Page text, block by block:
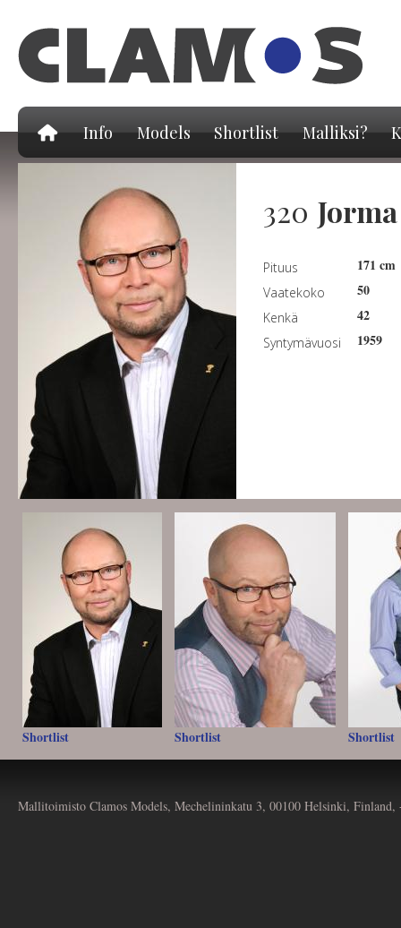
Info Models Shortlist Malliksi?
320
Pituus 171 cm
Vaatekoko 50
Kenkä 42
Syntymävuosi 1959
Shortlist Shortlist Shortlist
Mallitoimisto Clamos Models, Mechelininkatu 3, 00100 Helsinki,